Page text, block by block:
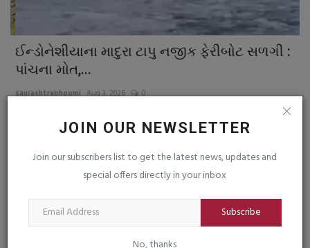
JOIN OUR NEWSLETTER
Join our subscribers list to get the latest news, updates and
special offers directly in your inbox
Subscribe
ઈન્ડોનેશીયાના માદુરા ટાપુ નજીક ફેરીબોટ સળગી :
પાંચના મોત,...
saurashtrabhoomi Aug 3, 2026 0
BLATANT NEGLIGENCE OF THE MUNICIPALITY AUTHORITIES